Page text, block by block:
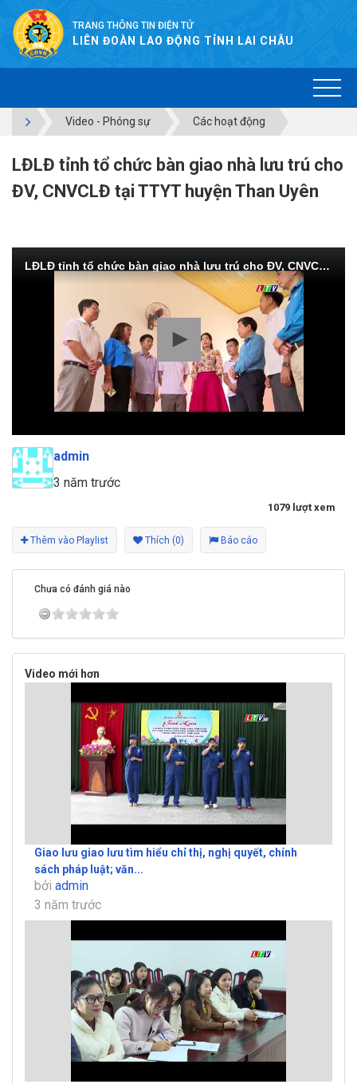
TRANG THÔNG TIN ĐIỆN TỬ
LIÊN ĐOÀN LAO ĐỘNG TỈNH LAI CHÂU
Video - Phóng sự Các hoạt động
LĐLĐ tỉnh tổ chức bàn giao nhà lưu trú cho
ĐV, CNVCLĐ tại TTYT huyện Than Uyên
LĐLĐ tỉnh tổ chức bàn giao nhà lưu trú cho ĐV, CNVCLĐ tại TTYT huyện Than Uyên
admin
3 năm trước
1079 lượt xem
Thêm vào Playlist Thích (0) Báo cáo
Chưa có đánh giá nào
Video mới hơn
Giao lưu giao lưu tìm hiểu chỉ thị, nghị quyết, chính
sách pháp luật; văn...
bởi admin
3 năm trước